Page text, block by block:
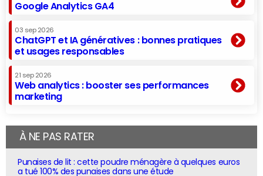
Google Analytics GA4
03 sep 2026
ChatGPT et IA génératives : bonnes pratiques
et usages responsables
21 sep 2026
Web analytics : booster ses performances
marketing
À NE PAS RATER
Punaises de lit : cette poudre ménagère à quelques euros
a tué 100% des punaises dans une étude